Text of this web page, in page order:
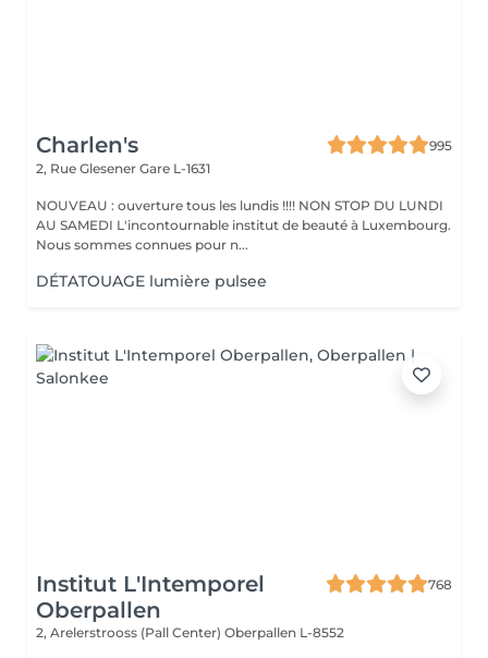
Charlen's
995
2, Rue Glesener Gare L-1631
NOUVEAU : ouverture tous les lundis !!!! NON STOP DU LUNDI
AU SAMEDI L'incontournable institut de beauté à Luxembourg.
Nous sommes connues pour n...
DÉTATOUAGE lumière pulsee
Institut L'Intemporel
Oberpallen
768
2, Arelerstrooss (Pall Center) Oberpallen L-8552